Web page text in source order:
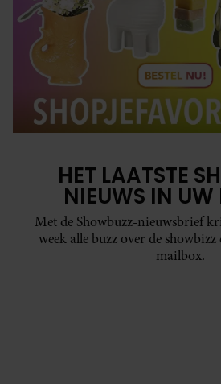
HET LAATSTE
NIEUWS IN
Met de Showbuzz-nieuwsbrief
week alle buzz over de
mailbox.